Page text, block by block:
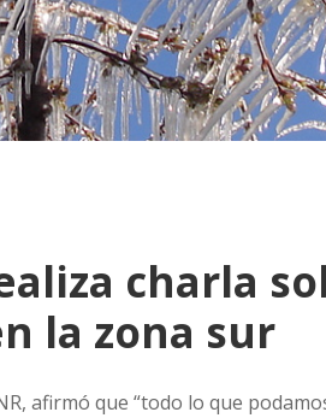
charla
la zona sur
afirmó que “todo lo que